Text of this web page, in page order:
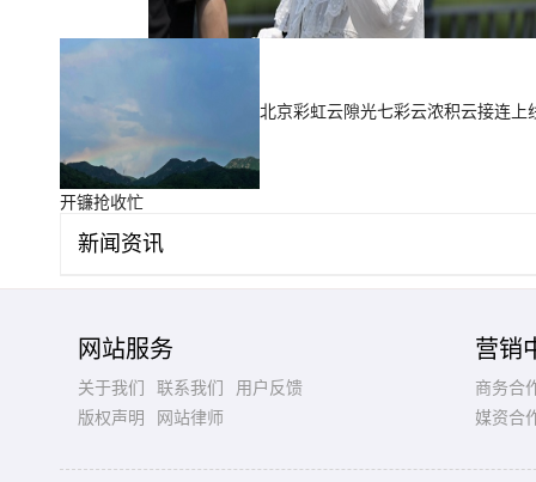
北京彩虹云隙光七彩云浓积云接连上
开镰抢收忙
新闻资讯
网站服务
关于我们 联系我们
用户反馈
版权声明
网站律师
营销
商务合
媒资合